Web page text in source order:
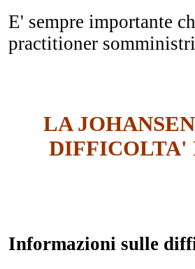
E' sempre importante
practitioner
LA
Informazioni sulle